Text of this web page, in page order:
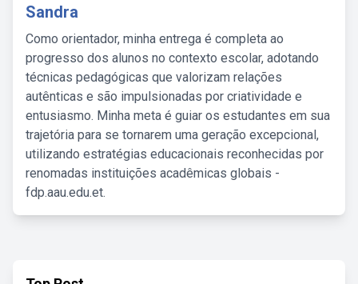
Sandra
Como orientador, minha entrega é completa ao
progresso dos alunos no contexto escolar, adotando
técnicas pedagógicas que valorizam relações
autênticas e são impulsionadas por criatividade e
entusiasmo. Minha meta é guiar os estudantes em sua
trajetória para se tornarem uma geração excepcional,
utilizando estratégias educacionais reconhecidas por
renomadas instituições acadêmicas globais -
fdp.aau.edu.et.